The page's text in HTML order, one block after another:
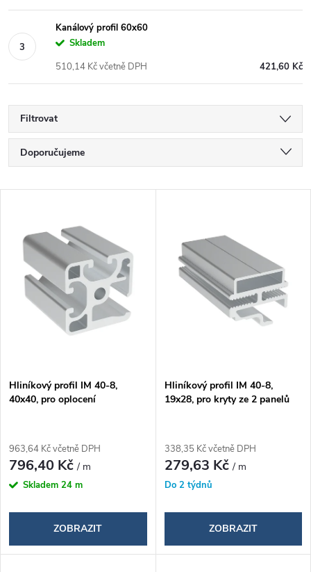
Kanálový profil 60x60
Skladem
421,60 Kč
510,14 Kč včetně DPH
Filtrovat
Ř
a
r
d
u
k
Doporučujeme
Nejprodávanější
Abecedně
p
r
o
d
u
k
Hliníkový profil IM 40-8,
40x40, pro oplocení
963,64 Kč včetně DPH
796,40 Kč/ m
Skladem 24 m
ZOBRAZIT
Hliníkový profil IM 40-8,
19x28, pro kryty ze 2 panelů
338,35 Kč včetně DPH
279,63 Kč/ m
Do 2 týdnů
ZOBRAZIT